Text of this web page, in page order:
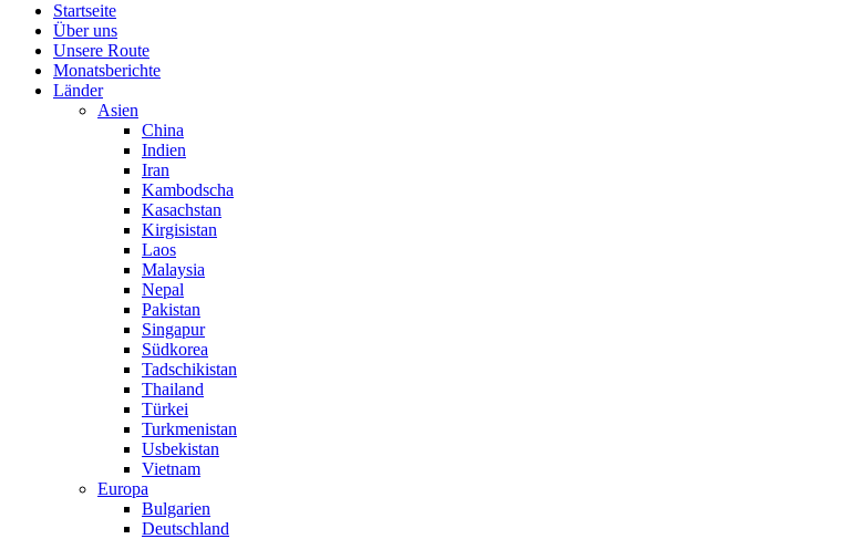
Startseite
Über uns
Unsere Route
Monatsberichte
Länder
Asien
China
Indien
Iran
Kambodscha
Kasachstan
Kirgisistan
Laos
Malaysia
Nepal
Pakistan
Singapur
Südkorea
Tadschikistan
Thailand
Türkei
Turkmenistan
Usbekistan
Vietnam
Europa
Bulgarien
Deutschland